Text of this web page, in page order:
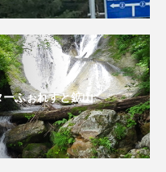
ふぉれすと鉱山